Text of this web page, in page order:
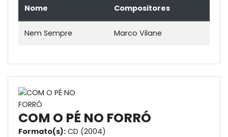
Nome Compositores
Nem Sempre Marco Vilane
COM O PÉ NO FORRÓ
Formato(s): CD (2004)